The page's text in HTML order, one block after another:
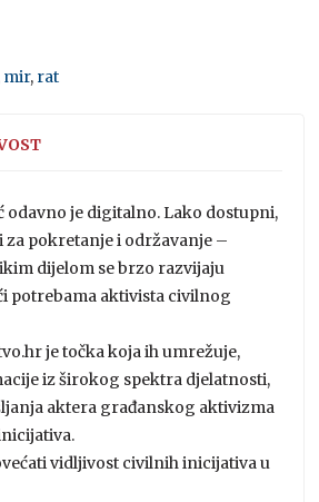
mir, rat
odavno je digitalno. Lako dostupni,
pokretanje i održavanje –
dijelom se brzo razvijaju
potrebama aktivista civilnog
je točka koja ih umrežuje,
iz širokog spektra djelatnosti,
aktera građanskog aktivizma
vidljivost civilnih inicijativa u